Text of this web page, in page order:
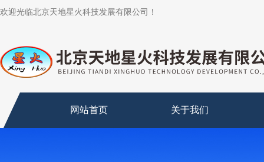
欢迎光临北京天地星火科技发展有限公司！
网站首页 关于我们